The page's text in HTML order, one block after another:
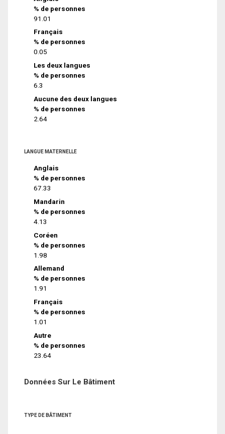
% de personnes
91.01
Français
% de personnes
0.05
Les deux langues
% de personnes
6.3
Aucune des deux langues
% de personnes
2.64
LANGUE MATERNELLE
Anglais
% de personnes
67.33
Mandarin
% de personnes
4.13
Coréen
% de personnes
1.98
Allemand
% de personnes
1.91
Français
% de personnes
1.01
Autre
% de personnes
23.64
Données Sur Le Bâtiment
TYPE DE BÂTIMENT